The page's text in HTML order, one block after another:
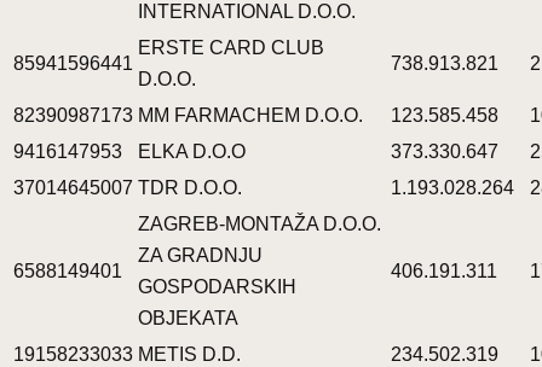
INTERNATIONAL D.O.O.
85941596441
ERSTE CARD CLUB
D.O.O.
738.913.821
82390987173 MM FARMACHEM D.O.O. 123.585.458
9416147953
ELKA D.O.O 373.330.647
37014645007 TDR D.O.O. 1.193.028.264
6588149401
ZAGREB-MONTAŽA D.O.O.
ZA GRADNJU
GOSPODARSKIH
OBJEKATA
406.191.311
19158233033 METIS D.D. 234.502.319